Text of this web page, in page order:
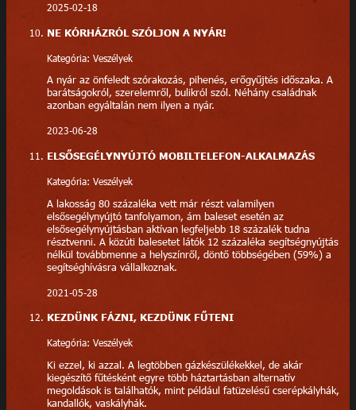
2025-02-18
NE KÓRHÁZRÓL SZÓLJON A NYÁR!
Kategória: Veszélyek
A nyár az önfeledt szórakozás, pihenés, erőgyűjtés időszaka. A
barátságokról, szerelemről, bulikról szól. Néhány családnak
azonban egyáltalán nem ilyen a nyár.
2023-06-28
ELSŐSEGÉLYNYÚJTÓ MOBILTELEFON-ALKALMAZÁS
Kategória: Veszélyek
A lakosság 80 százaléka vett már részt valamilyen
elsősegélynyújtó tanfolyamon, ám baleset esetén az
elsősegélynyújtásban aktívan legfeljebb 18 százalék tudna
résztvenni. A közúti balesetet látók 12 százaléka segítségnyújtás
nélkül továbbmenne a helyszínről, döntő többségében (59%) a
segítséghívásra vállalkoznak.
2021-05-28
KEZDÜNK FÁZNI, KEZDÜNK FŰTENI
Kategória: Veszélyek
Ki ezzel, ki azzal. A legtöbben gázkészülékekkel, de akár
kiegészítő fűtésként egyre több háztartásban alternatív
megoldások is találhatók, mint például fatüzelésű cserépkályhák,
kandallók, vaskályhák.